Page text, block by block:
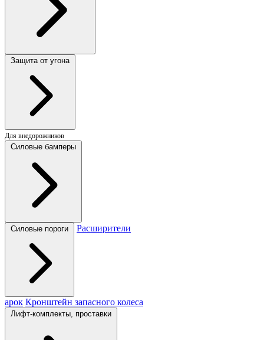
Защита от угона
Для внедорожников
Силовые бамперы
Силовые пороги Расширители
арок Кронштейн запасного колеса
Лифт-комплекты, проставки